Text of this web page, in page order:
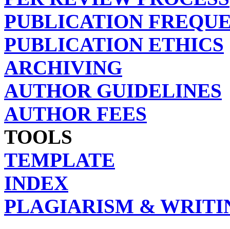
PUBLICATION
PUBLICATION ETHICS
ARCHIVING
AUTHOR GUIDELINES
AUTHOR FEES
TOOLS
TEMPLATE
INDEX
PLAGIARISM &